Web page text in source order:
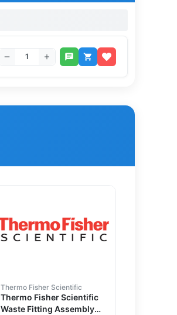
Thermo Fisher Scientific
Thermo Fisher Scientific
Waste Fitting Assembly